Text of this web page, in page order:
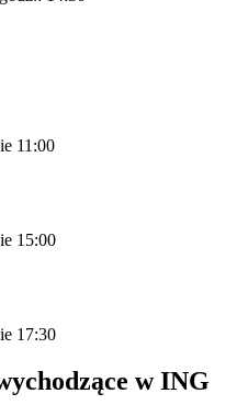
11:00
15:00
17:30
w ING